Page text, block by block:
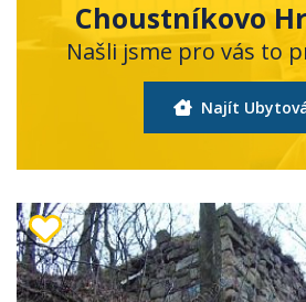
Choustníkovo
Našli jsme pro vás to
Najít